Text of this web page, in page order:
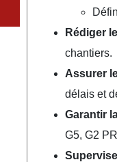
Rédiger
chantiers.
Assurer
délais et
Garantir
G5, G2